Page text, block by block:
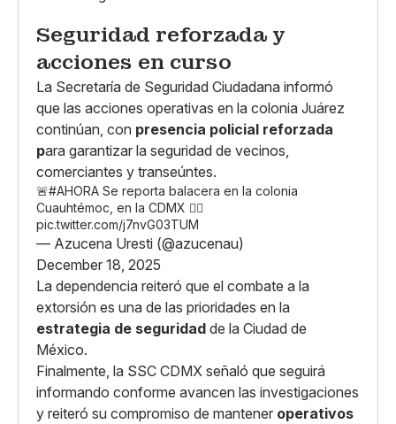
Seguridad reforzada y
acciones en curso
La Secretaría de Seguridad Ciudadana informó
que las acciones operativas en la colonia Juárez
continúan, con presencia policial reforzada
para garantizar la seguridad de vecinos,
comerciantes y transeúntes.
🚨#AHORA Se reporta balacera en la colonia
Cuauhtémoc, en la CDMX 👇🏼
pic.twitter.com/j7nvG03TUM
— Azucena Uresti (@azucenau)
December 18, 2025
La dependencia reiteró que el combate a la
extorsión es una de las prioridades en la
estrategia de seguridad de la Ciudad de
México.
Finalmente, la SSC CDMX señaló que seguirá
informando conforme avancen las investigaciones
y reiteró su compromiso de mantener operativos